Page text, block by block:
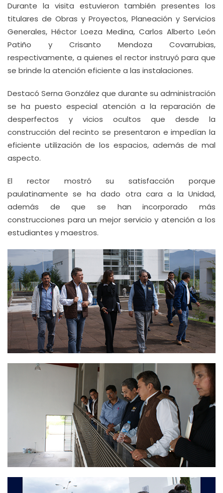
Durante la visita estuvieron también presentes los
titulares de Obras y Proyectos, Planeación y Servicios
Generales, Héctor Loeza Medina, Carlos Alberto León
Patiño y Crisanto Mendoza Covarrubias,
respectivamente, a quienes el rector instruyó para que
se brinde la atención eficiente a las instalaciones.
Destacó Serna González que durante su administración
se ha puesto especial atención a la reparación de
desperfectos y vicios ocultos que desde la
construcción del recinto se presentaron e impedían la
eficiente utilización de los espacios, además de mal
aspecto.
El rector mostró su satisfacción porque
paulatinamente se ha dado otra cara a la Unidad,
además de que se han incorporado más
construcciones para un mejor servicio y atención a los
estudiantes y maestros.